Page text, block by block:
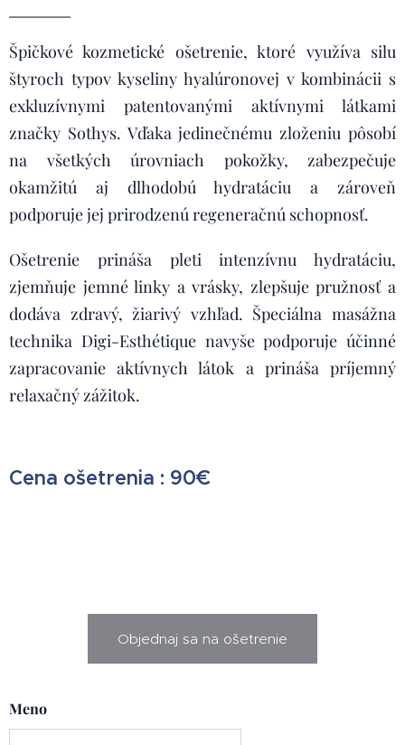
Špičkové kozmetické ošetrenie, ktoré využíva silu
štyroch typov kyseliny hyalúronovej v kombinácii s
exkluzívnymi patentovanými aktívnymi látkami
značky Sothys. Vďaka jedinečnému zloženiu pôsobí
na všetkých úrovniach pokožky, zabezpečuje
okamžitú aj dlhodobú hydratáciu a zároveň
podporuje jej prirodzenú regeneračnú schopnosť.
Ošetrenie prináša pleti intenzívnu hydratáciu,
zjemňuje jemné linky a vrásky, zlepšuje pružnosť a
dodáva zdravý, žiarivý vzhľad. Špeciálna masážna
technika Digi-Esthétique navyše podporuje účinné
zapracovanie aktívnych látok a prináša príjemný
relaxačný zážitok.
Cena ošetrenia : 90€
Objednaj sa na ošetrenie
Meno